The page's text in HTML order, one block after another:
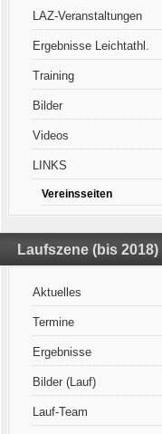
LAZ-Veranstaltungen
Ergebnisse Leichtathl.
Training
Bilder
Videos
LINKS
Vereinsseiten
Laufszene (bis 2018)
Aktuelles
Termine
Ergebnisse
Bilder (Lauf)
Lauf-Team